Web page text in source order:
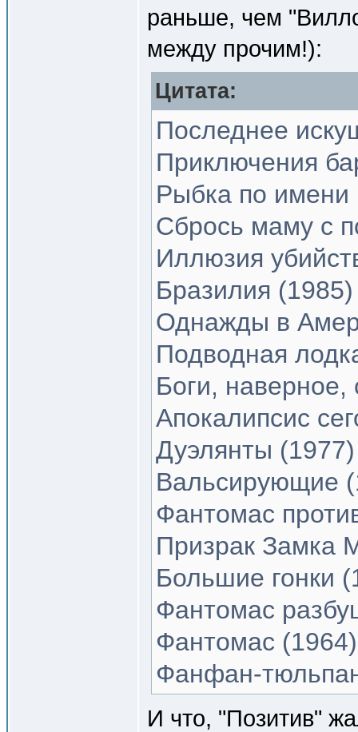
раньше, чем
между прочим!):
Цитата:
Последнее
Приключения
Рыбка по имени
Сбрось маму с
Иллюзия
Бразилия (1985)
Однажды в
Подводная
Боги,
Апокалипсис
Дуэлянты (1977)
Вальсирующие
Фантомас
Призрак Замка
Большие гонки
Фантомас
Фантомас (1964)
Фанфан-
И что, "Позитив"